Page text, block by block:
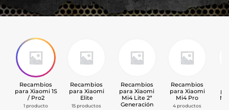
Recambios
para Xiaomi 1S
/ Pro2
1 producto
Recambios
para Xiaomi
Elite
15 productos
Recambios
para Xiaomi
Mi4 Lite 2ª
Generación
Recambios
para Xiaomi
Mi4 Pro
4 productos